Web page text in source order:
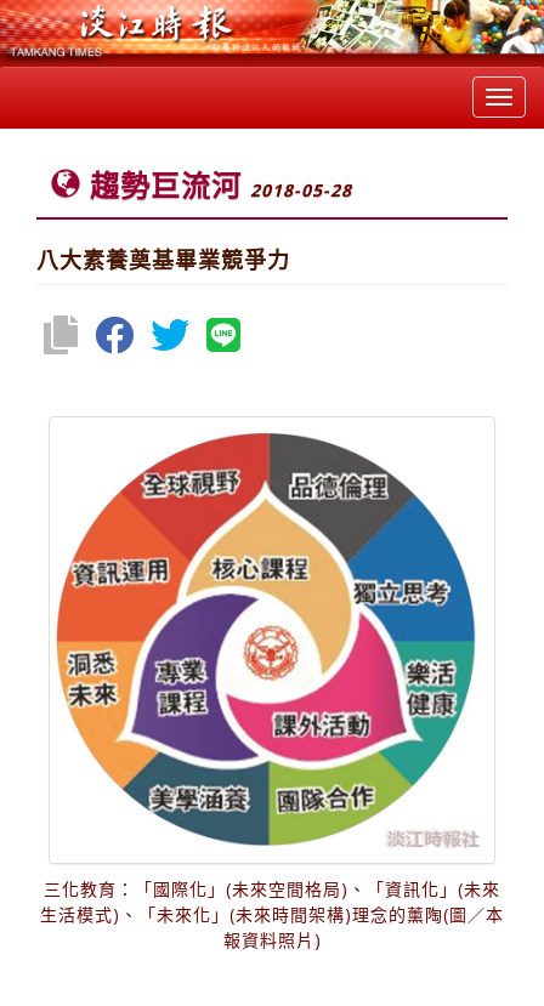
趨勢巨流河 2018-05-28
八大素養奠基畢業競爭力
三化教育：「國際化」(未來空間格局)、「資訊化」(未來
生活模式)、「未來化」(未來時間架構)理念的薰陶(圖／本
報資料照片)